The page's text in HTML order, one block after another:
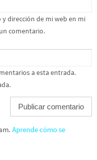
dirección de mi web en mi
comentario.
a esta entrada.
Aprende cómo se